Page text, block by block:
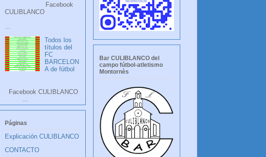
Facebook
CULIBLANCO
Todos los
títulos del
FC
BARCELON
A de fútbol
Facebook CULIBLANCO
...
Páginas
Explicación CULIBLANCO
CONTACTO
Bar CULIBLANCO del
campo fútbol-atletismo
Montornès